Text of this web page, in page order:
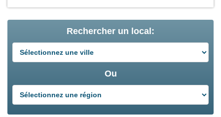
Rechercher un local:
Ou